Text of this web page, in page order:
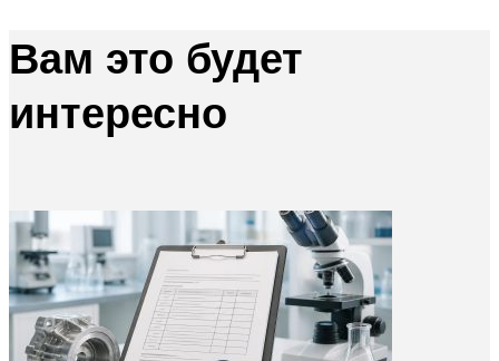
Вам это будет
интересно